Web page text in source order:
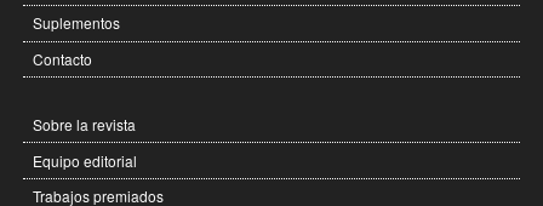
Suplementos
Contacto
Sobre la revista
Equipo editorial
Trabajos premiados